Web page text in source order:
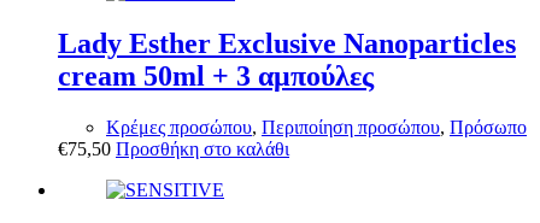
Lady Esther Exclusive Nanoparticles
cream 50ml + 3 αμπούλες
Κρέμες προσώπου, Περιποίηση προσώπου, Πρόσωπο
€75,50 Προσθήκη στο καλάθι